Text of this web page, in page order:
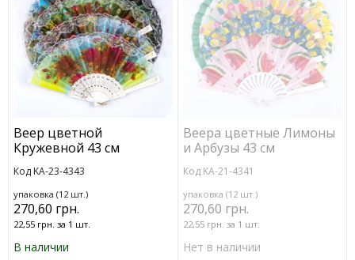
Веер цветной
Кружевной 43 см
Код KA-23-4343
упаковка (12 шт.)
270,60 грн.
22,55 грн. за 1 шт.
В наличии
Веера цветные Лимоны
и Арбузы 43 см
Код KA-21-4341
упаковка (12 шт.)
270,60 грн.
22,55 грн. за 1 шт.
Нет в наличии